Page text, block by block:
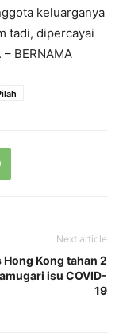
keluarganya
tadi, dipercayai
BERNAMA
Next article
Hong Kong tahan 2
isu COVID-
19